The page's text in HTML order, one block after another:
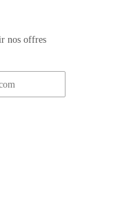
nos offres